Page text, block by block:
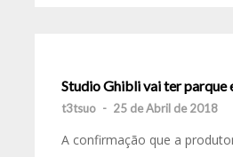
Studio Ghibli vai ter parque
t3tsuo - 25 de Abril de 2018
A confirmação que a